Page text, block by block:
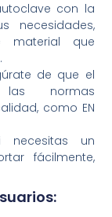
con la
necesidades,
material que
de que el
normas
como EN
necesitas un
fácilmente,